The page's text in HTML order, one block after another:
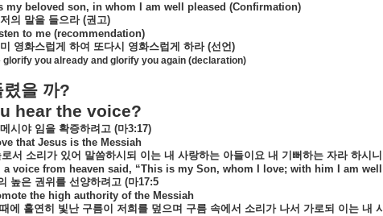
my beloved son, in whom I am well pleased (Confirmation)
저의 말을 들으라 (권고)
to me (recommendation)
영화스럽게 하여 또다시 영화스럽게 하라 (선언)
glorify you already and glorify you again (declaration)
렸을 까?
hear the voice?
메시야 임을 확증하려고 (마3:17)
that Jesus is the Messiah
서 소리가 있어 말씀하시되 이는 내 사랑하는 아들이요 내 기뻐하는 자라 하시
a voice from heaven said, “This is my Son, whom I love; with him I am
높은 권위를 선양하려고 (마17:5
the high authority of the Messiah
때에 홀연히 빛난 구름이 저희를 덮으며 구름 속에서 소리가 나서 가로되 이는 내